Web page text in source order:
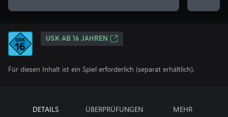
USK AB 16 JAHREN
Für diesen Inhalt ist ein Spiel erforderlich (separat erhältlich).
DETAILS ÜBERPRÜFUNGEN MEHR